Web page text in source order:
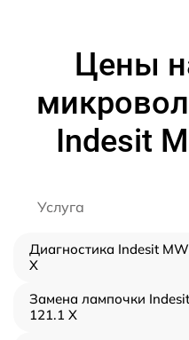
Цены
Indesit
Услуга
Диагностика Indesit
X
Замена лампочки
121.1 X